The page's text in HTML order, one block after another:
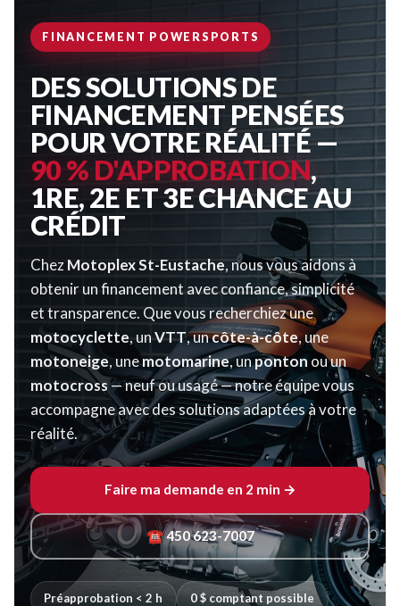
FINANCEMENT POWERSPORTS
DES SOLUTIONS DE
FINANCEMENT PENSÉES
POUR VOTRE RÉALITÉ —
90 % D'APPROBATION,
1RE, 2E ET 3E CHANCE AU
CRÉDIT
ChezMotoplex St-Eustache, nous vous aidons à
obtenir un financement avec confiance, simplicité
et transparence. Que vous recherchiez une
motocyclette, unVTT, uncôte-à-côte, une
motoneige, unemotomarine, unponton ou un
motocross— neuf ou usagé — notre équipe vous
accompagne avec des solutions adaptées à votre
réalité.
Faire ma demande en 2 min →
☎ 450 623-7007
Préapprobation < 2 h 0 $ comptant possible